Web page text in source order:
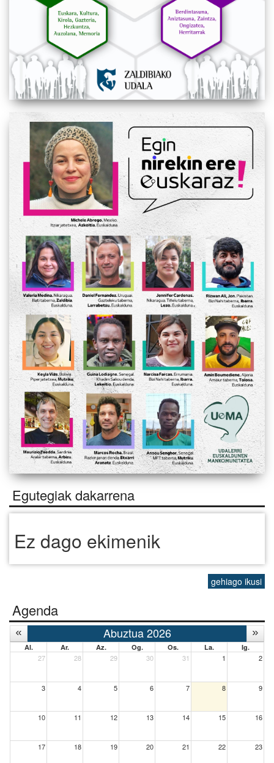
Egutegiak dakarrena
Ez dago ekimenik
gehiago ikusi
Agenda
Abuztua 2026
Al. Ar. Az. Og. Os. La. Ig.
27 28 29 30 31 1 2
3 4 5 6 7 8 9
10 11 12 13 14 15 16
17 18 19 20 21 22 23